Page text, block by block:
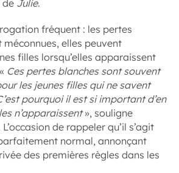
de Julie.
fréquent : les pertes
méconnues, elles peuvent
filles lorsqu’elles apparaissent
Ces pertes blanches sont souvent
les jeunes filles qui ne savent
pourquoi il est si important d’en
n’apparaissent», souligne
de rappeler qu’il s’agit
normal, annonçant
des premières règles dans les